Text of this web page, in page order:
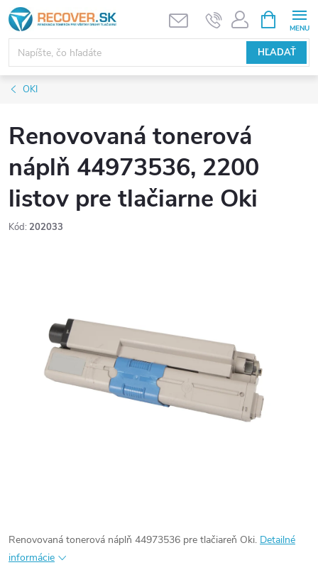
Prejsť
na
obsah
HĽADAŤ
KOŠÍK
OKI
Renovovaná tonerová
náplň 44973536, 2200
listov pre tlačiarne Oki
Kód: 202033
Renovovaná tonerová náplň 44973536 pre tlačiareň Oki. Detailné
informácie